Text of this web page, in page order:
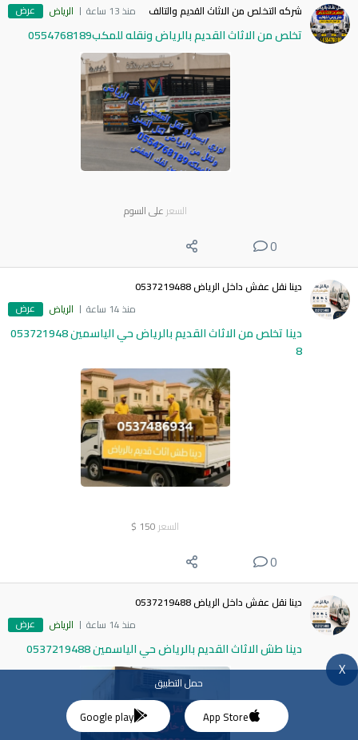
شركه التخلص من الاثاث القديم والتالف منذ 13 ساعة الرياض عرض
تخلص من الاثاث القديم بالرياض ونقله للمكب0554768189
السعر على السوم
0
دينا نقل عفش داخل الرياض 0537219488
منذ 14 ساعة
الرياض عرض
دينا تخلص من الاثاث القديم بالرياض حي الياسمين 053721948
8
السعر 150
$
0
دينا نقل عفش داخل الرياض 0537219488
منذ 14 ساعة
الرياض عرض
دينا طش الاثاث القديم بالرياض حي الياسمين 0537219488
X
حمل التطبيق
App Store
Google play